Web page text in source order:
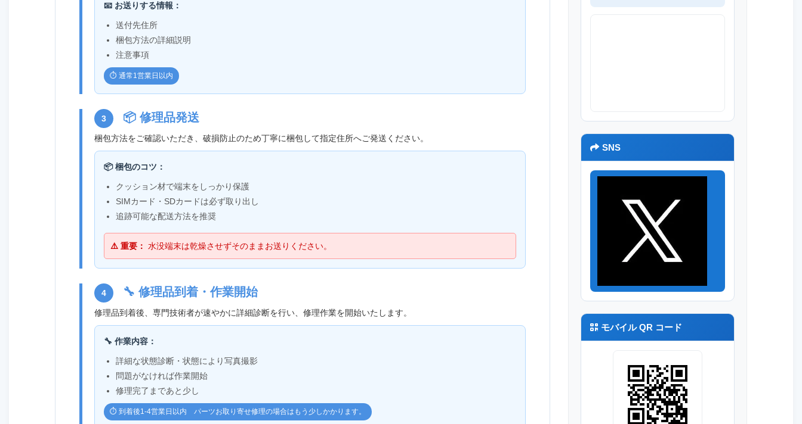
📧 お送りする情報：
送付先住所
梱包方法の詳細説明
注意事項
⏱️ 通常1営業日以内
3 📦 修理品発送
梱包方法をご確認いただき、破損防止のため丁寧に梱包して指定住所へご発送ください。
📦 梱包のコツ：
クッション材で端末をしっかり保護
SIMカード・SDカードは必ず取り出し
追跡可能な配送方法を推奨
⚠️ 重要： 水没端末は乾燥させずそのままお送りください。
4 🔧 修理品到着・作業開始
修理品到着後、専門技術者が速やかに詳細診断を行い、修理作業を開始いたします。
🔧 作業内容：
詳細な状態診断・状態により写真撮影
問題がなければ作業開始
修理完了まであと少し
⏱️ 到着後1-4営業日以内 パーツお取り寄せ修理の場合はもう少しかかります。
SNS
モバイル QR コード